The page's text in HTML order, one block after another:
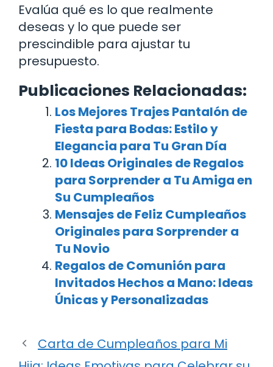
Evalúa qué es lo que realmente
deseas y lo que puede ser
prescindible para ajustar tu
presupuesto.
Publicaciones Relacionadas:
Los Mejores Trajes Pantalón de
Fiesta para Bodas: Estilo y
Elegancia para Tu Gran Día
10 Ideas Originales de Regalos
para Sorprender a Tu Amiga en
Su Cumpleaños
Mensajes de Feliz Cumpleaños
Originales para Sorprender a
Tu Novio
Regalos de Comunión para
Invitados Hechos a Mano: Ideas
Únicas y Personalizadas
Carta de Cumpleaños para Mi